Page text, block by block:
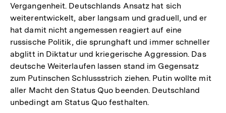
Vergangenheit. Deutschlands Ansatz hat sich
weiterentwickelt, aber langsam und graduell, und er
hat damit nicht angemessen reagiert auf eine
russische Politik, die sprunghaft und immer schneller
abglitt in Diktatur und kriegerische Aggression. Das
deutsche Weiterlaufen lassen stand im Gegensatz
zum Putinschen Schlussstrich ziehen. Putin wollte mit
aller Macht den Status Quo beenden. Deutschland
unbedingt am Status Quo festhalten.